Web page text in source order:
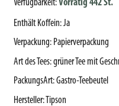
Verfügbarkeit:Vorrätig 442 St.
Enthält Koffein:Ja
Verpackung: Papierverpackung
Art des Tees:grüner Tee mit
PackungsArt:Gastro-Teebeutel
Hersteller:Tipson